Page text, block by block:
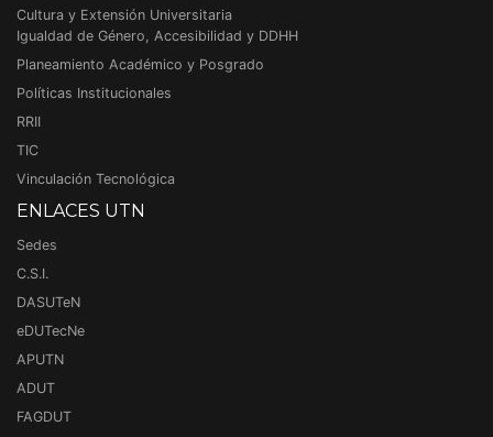
Cultura y Extensión Universitaria
Igualdad de Género, Accesibilidad y DDHH
Planeamiento Académico y Posgrado
Políticas Institucionales
RRII
TIC
Vinculación Tecnológica
ENLACES UTN
Sedes
C.S.I.
DASUTeN
eDUTecNe
APUTN
ADUT
FAGDUT